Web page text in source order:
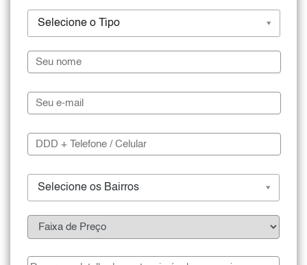
Selecione o Tipo
Selecione os Bairros